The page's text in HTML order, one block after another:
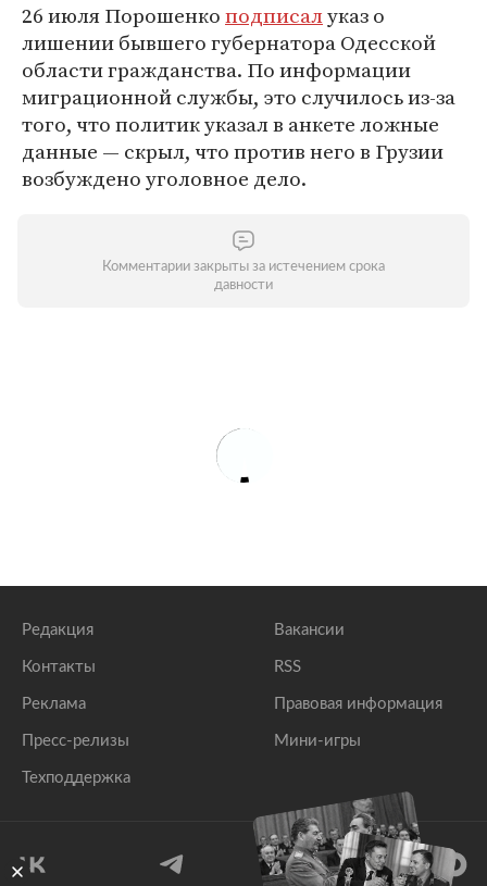
26 июля Порошенкоподписалуказ о
лишении бывшего губернатора Одесской
области гражданства. По информации
миграционной службы, это случилось из-за
того, что политик указал в анкете ложные
данные — скрыл, что против него в Грузии
возбуждено уголовное дело.
Комментарии закрыты за истечением срока
давности
Редакция
Контакты
Реклама
Пресс-релизы
Техподдержка
Вакансии
RSS
Правовая информация
Мини-игры